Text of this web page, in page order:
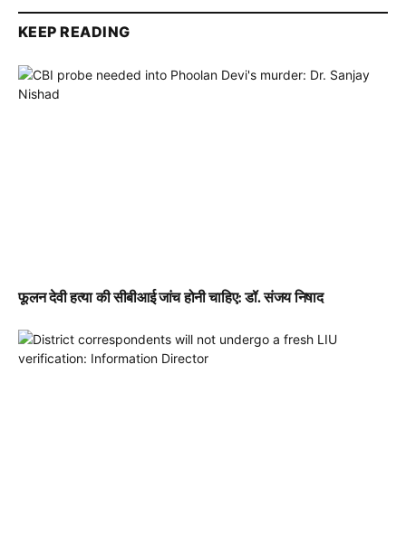
KEEP READING
फूलन देवी हत्या की सीबीआई जांच होनी चाहिए: डॉ. संजय निषाद